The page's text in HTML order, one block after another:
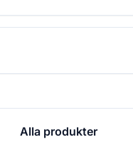
Alla produkter